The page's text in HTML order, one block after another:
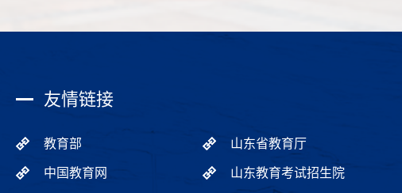
友情链接
教育部
中国教育网
山东省教育厅
山东教育考试招生院